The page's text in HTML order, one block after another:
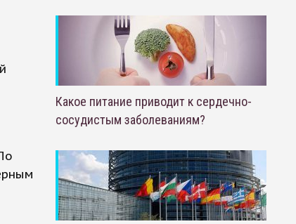
Какое питание приводит к сердечно-
сосудистым заболеваниям?